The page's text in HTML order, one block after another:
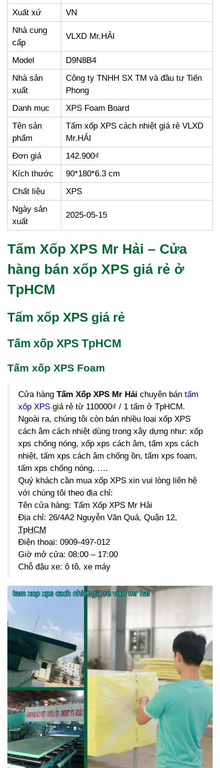
Xuất xứ
VN
Nhà cung
cấp
VLXD Mr.HẢI
Model
D9N8B4
Nhà sản
xuất
Công ty TNHH SX TM và đầu tư Tiến
Phong
Danh mục
XPS Foam Board
Tên sản
phẩm
Tấm xốp XPS cách nhiệt giá rẻ VLXD
Mr.HẢI
Đơn giá
142.900₫
Kích thước
90*180*6.3 cm
Chất liệu
XPS
Ngày sản
xuất
2025-05-15
Tấm Xốp XPS Mr Hải – Cửa
hàng bán xốp XPS giá rẻ ở
TpHCM
Tấm xốp XPS giá rẻ
Tấm xốp XPS TpHCM
Tấm xốp XPS Foam
Cửa hàng Tấm Xốp XPS Mr Hải chuyên bán tấm
xốp XPS giá rẻ từ 110000₫ / 1 tấm ở TpHCM.
Ngoài ra, chúng tôi còn bán nhiều loại xốp XPS
cách âm cách nhiệt dùng trong xây dựng như: xốp
xps chống nóng, xốp xps cách âm, tấm xps cách
nhiệt, tấm xps cách âm chống ồn, tấm xps foam,
tấm xps chống nóng, ….
Quý khách cần mua xốp XPS xin vui lòng liên hệ
với chúng tôi theo địa chỉ:
Tên cửa hàng: Tấm Xốp XPS Mr Hải
Địa chỉ: 26/4A2 Nguyễn Văn Quá, Quận 12,
TpHCM
Điện thoại: 0909-497-012
Giờ mở cửa: 08:00 – 17:00
Chỗ đậu xe: ô tô, xe máy